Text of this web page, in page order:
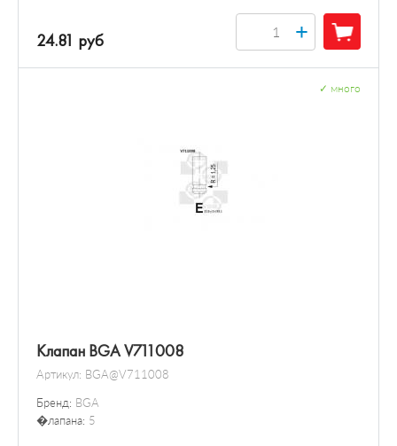
24.81 руб +
Клапан BGA V711008
Артикул: BGA@V711008
Бренд: BGA
�лапана: 5
много